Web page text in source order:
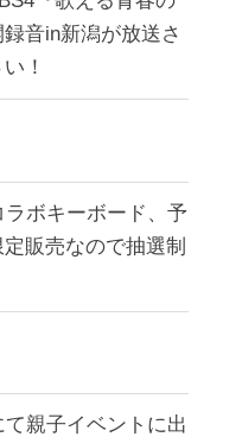
音in新潟が放送さ
！
ボキーボード、予
販売なので抽選制
親子イベントに出